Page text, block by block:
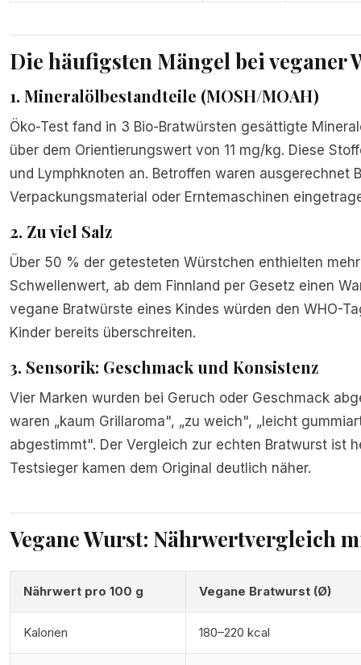
Die häufigsten Mängel bei veganer
1. Mineralölbestandteile (MOSH/MOAH)
Öko-Test fand in 3 Bio-Bratwürsten gesättigte
über dem Orientierungswert von 11 mg/kg. Diese
und Lymphknoten an. Betroffen waren ausgerechnet
Verpackungsmaterial oder Erntemaschinen
2. Zu viel Salz
Über 50 % der getesteten Würstchen enthielten
Schwellenwert, ab dem Finnland per Gesetz einen
vegane Bratwürste eines Kindes würden den WHO-
Kinder bereits überschreiten.
3. Sensorik: Geschmack und Konsistenz
Vier Marken wurden bei Geruch oder Geschmack
waren „kaum Grillaroma", „zu weich", „leicht
abgestimmt". Der Vergleich zur echten Bratwurst ist
Testsieger kamen dem Original deutlich näher.
Vegane Wurst: Nährwertvergleich
Nährwert pro 100 g Vegane Bratwurst (Ø)
Kalorien 180–220 kcal